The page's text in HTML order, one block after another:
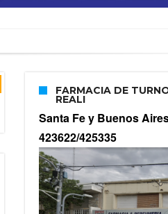
FARMACIA DE
REALI
Santa Fe y Buenos
423622/425335